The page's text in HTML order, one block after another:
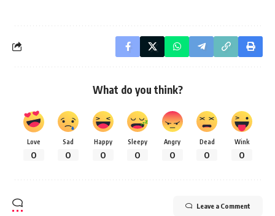
What do you think?
Love
0
Sad
0
Happy
0
Sleepy
0
Angry
0
Dead
0
Wink
0
Leave a Comment